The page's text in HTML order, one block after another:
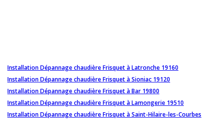
Installation Dépannage chaudière Frisquet à Latronche 19160
Installation Dépannage chaudière Frisquet à Sioniac 19120
Installation Dépannage chaudière Frisquet à Bar 19800
Installation Dépannage chaudière Frisquet à Lamongerie 19510
Installation Dépannage chaudière Frisquet à Saint-Hilaire-les-Courbes